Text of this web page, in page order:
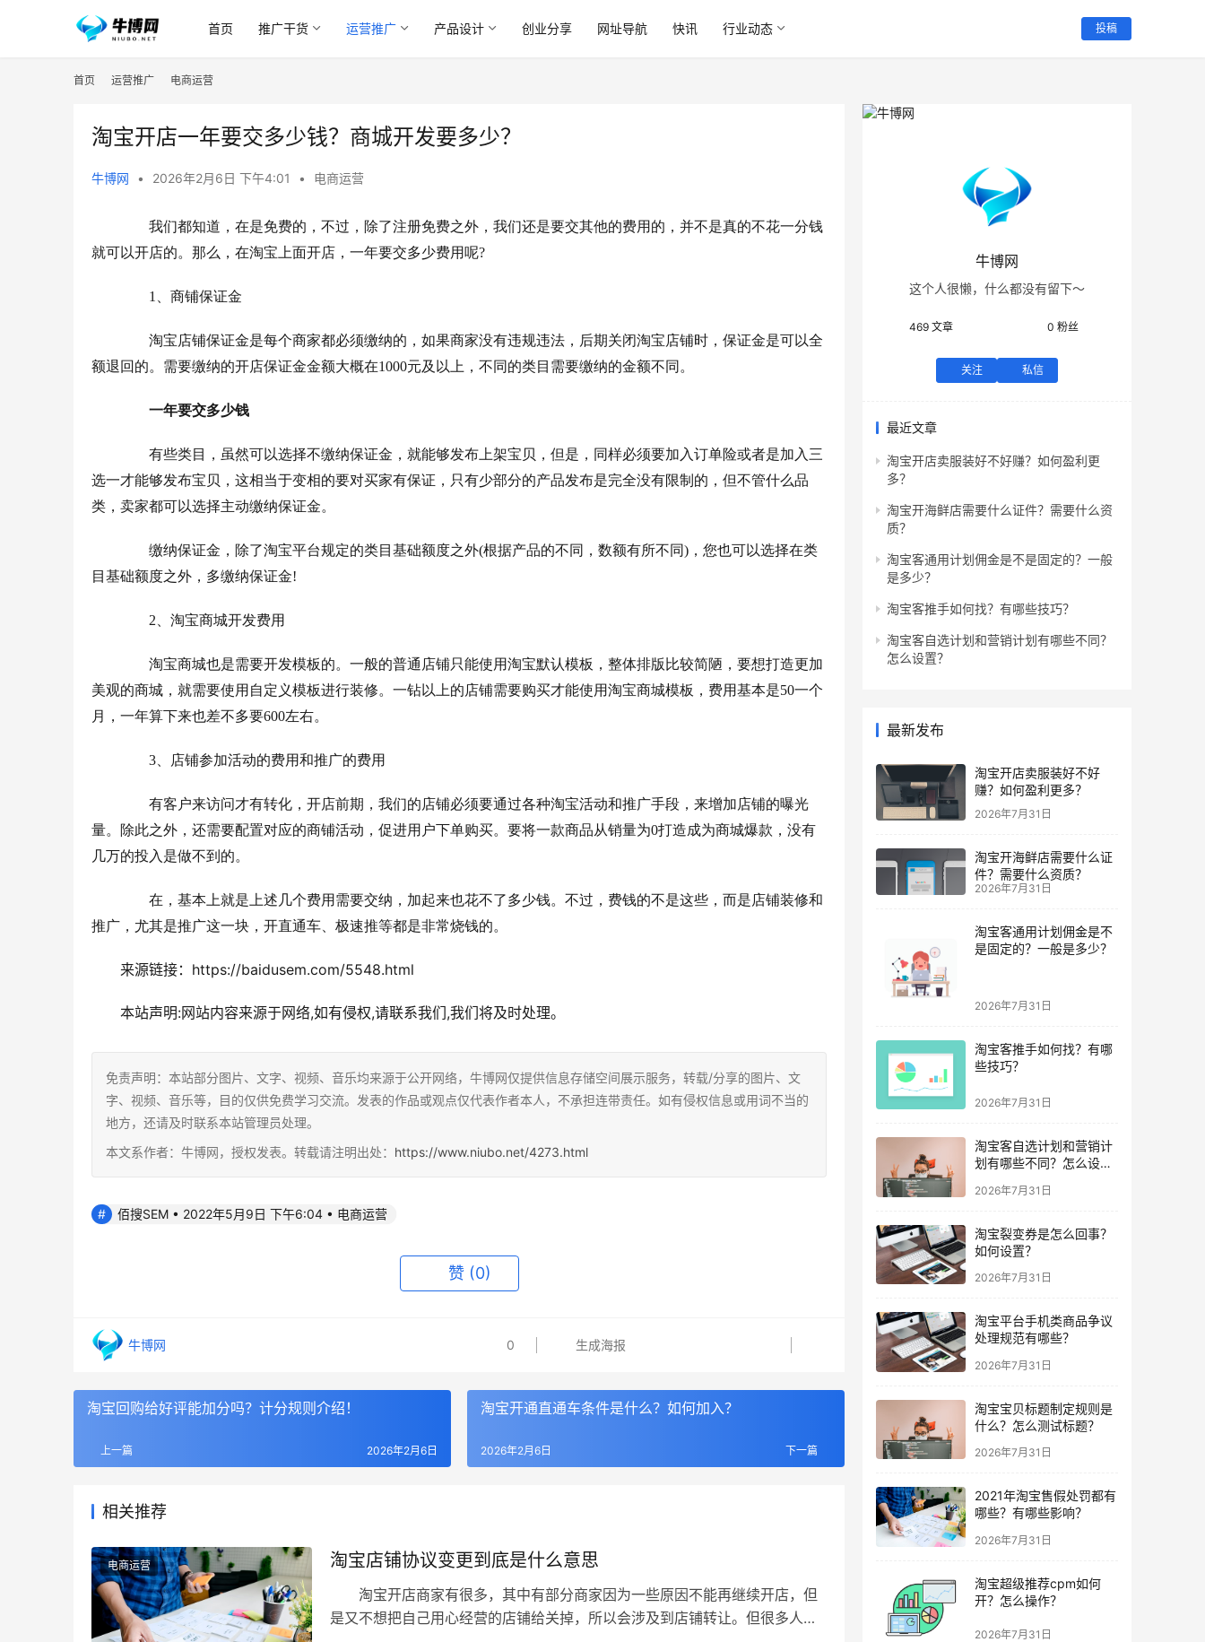
首页 推广干货 运营推广 产品设计 创业分享 网址导航 快讯 行业动态 投稿
首页 运营推广 电商运营
淘宝开店一年要交多少钱？商城开发要多少？
牛博网 • 2026年2月6日 下午4:01 • 电商运营
我们都知道，在是免费的，不过，除了注册免费之外，我们还是要交其他的费用的，并不是真的不花一分钱
就可以开店的。那么，在淘宝上面开店，一年要交多少费用呢?
1、商铺保证金
淘宝店铺保证金是每个商家都必须缴纳的，如果商家没有违规违法，后期关闭淘宝店铺时，保证金是可以全
额退回的。需要缴纳的开店保证金金额大概在1000元及以上，不同的类目需要缴纳的金额不同。
一年要交多少钱
有些类目，虽然可以选择不缴纳保证金，就能够发布上架宝贝，但是，同样必须要加入订单险或者是加入三
选一才能够发布宝贝，这相当于变相的要对买家有保证，只有少部分的产品发布是完全没有限制的，但不管什么品
类，卖家都可以选择主动缴纳保证金。
缴纳保证金，除了淘宝平台规定的类目基础额度之外(根据产品的不同，数额有所不同)，您也可以选择在类
目基础额度之外，多缴纳保证金!
2、淘宝商城开发费用
淘宝商城也是需要开发模板的。一般的普通店铺只能使用淘宝默认模板，整体排版比较简陋，要想打造更加
美观的商城，就需要使用自定义模板进行装修。一钻以上的店铺需要购买才能使用淘宝商城模板，费用基本是50一个
月，一年算下来也差不多要600左右。
3、店铺参加活动的费用和推广的费用
有客户来访问才有转化，开店前期，我们的店铺必须要通过各种淘宝活动和推广手段，来增加店铺的曝光
量。除此之外，还需要配置对应的商铺活动，促进用户下单购买。要将一款商品从销量为0打造成为商城爆款，没有
几万的投入是做不到的。
在，基本上就是上述几个费用需要交纳，加起来也花不了多少钱。不过，费钱的不是这些，而是店铺装修和
推广，尤其是推广这一块，开直通车、极速推等都是非常烧钱的。
来源链接：https://baidusem.com/5548.html
本站声明:网站内容来源于网络,如有侵权,请联系我们,我们将及时处理。
免责声明：本站部分图片、文字、视频、音乐均来源于公开网络，牛博网仅提供信息存储空间展示服务，转载/分享的图片、文
字、视频、音乐等，目的仅供免费学习交流。发表的作品或观点仅代表作者本人，不承担连带责任。如有侵权信息或用词不当的
地方，还请及时联系本站管理员处理。
本文系作者：牛博网，授权发表。转载请注明出处： https://www.niubo.net/4273.html
佰搜SEM • 2022年5月9日 下午6:04 • 电商运营
赞 (0)
牛博网 0 生成海报
淘宝回购给好评能加分吗？计分规则介绍！
上一篇 2026年2月6日
淘宝开通直通车条件是什么？如何加入？
下一篇
2026年2月6日
相关推荐
电商运营 淘宝店铺协议变更到底是什么意思
淘宝开店商家有很多，其中有部分商家因为一些原因不能再继续开店，但
是又不想把自己用心经营的店铺给关掉，所以会涉及到店铺转让。但很多人不
牛博网
这个人很懒，什么都没有留下～
469 文章 0 粉丝
关注 私信
最近文章
淘宝开店卖服装好不好赚？如何盈利更
多？
淘宝开海鲜店需要什么证件？需要什么资
质？
淘宝客通用计划佣金是不是固定的？一般
是多少？
淘宝客推手如何找？有哪些技巧？
淘宝客自选计划和营销计划有哪些不同？
怎么设置？
最新发布
淘宝开店卖服装好不好
赚？如何盈利更多？
2026年7月31日
淘宝开海鲜店需要什么证
件？需要什么资质？
2026年7月31日
淘宝客通用计划佣金是不
是固定的？一般是多少？
2026年7月31日
淘宝客推手如何找？有哪
些技巧？
2026年7月31日
淘宝客自选计划和营销计
划有哪些不同？怎么设
2026年7月31日
淘宝裂变券是怎么回事？
如何设置？
2026年7月31日
淘宝平台手机类商品争议
处理规范有哪些？
2026年7月31日
淘宝宝贝标题制定规则是
什么？怎么测试标题？
2026年7月31日
2021年淘宝售假处罚都有
哪些？有哪些影响？
2026年7月31日
淘宝超级推荐cpm如何
开？怎么操作？
2026年7月31日